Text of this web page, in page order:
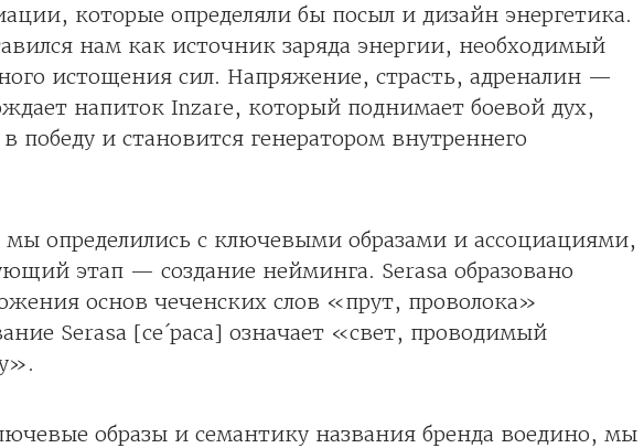
которые определяли бы посыл и дизайн энергетика.
нам как источник заряда энергии, необходимый
истощения сил. Напряжение, страсть, адреналин —
напиток Inzare, который поднимает боевой дух,
победу и становится генератором внутреннего
мы определились с ключевыми образами и ассоциациями,
этап — создание нейминга. Serasa образовано
основ чеченских слов «прут, проволока»
Serasa [се´раса] означает «свет, проводимый
образы и семантику названия бренда воедино, мы